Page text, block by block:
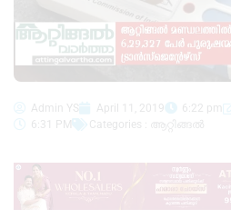
Admin YS April 11, 2019 6:22 pm
6:31 PM
Categories : ആറ്റിങ്ങൽ